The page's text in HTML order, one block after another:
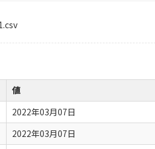
値
2022年03月07日
2022年03月07日